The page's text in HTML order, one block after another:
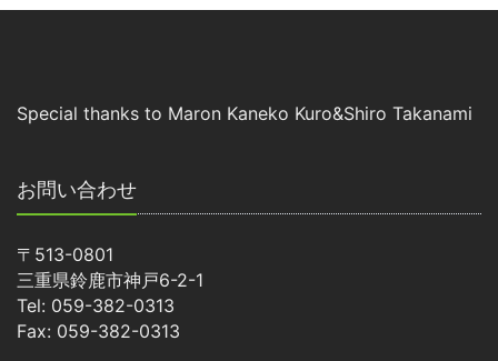
Special thanks to Maron Kaneko Kuro&Shiro Takanami
お問い合わせ
〒513-0801
三重県鈴鹿市神戸6-2-1
Tel: 059-382-0313
Fax: 059-382-0313